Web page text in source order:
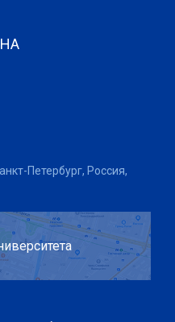
Петербург, Россия,